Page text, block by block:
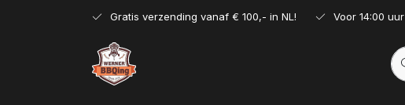
Gratis verzending vanaf € 100,- in NL! Voor 14:00